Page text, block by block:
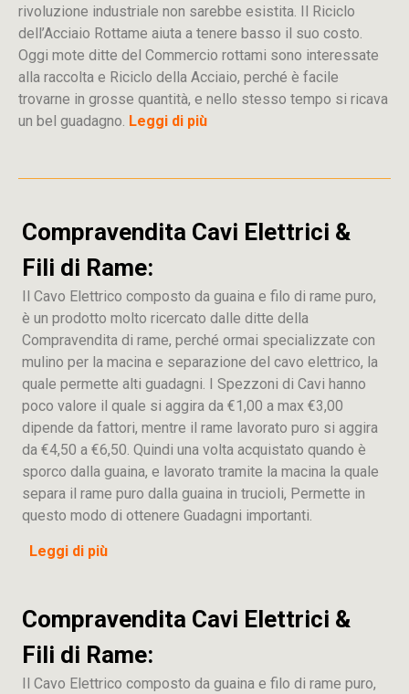
rivoluzione industriale non sarebbe esistita. Il Riciclo
dell’Acciaio Rottame aiuta a tenere basso il suo costo.
Oggi mote ditte del Commercio rottami sono interessate
alla raccolta e Riciclo della Acciaio, perché è facile
trovarne in grosse quantità, e nello stesso tempo si ricava
un bel guadagno. Leggi di più
Compravendita Cavi Elettrici &
Fili di Rame:
Il Cavo Elettrico composto da guaina e filo di rame puro,
è un prodotto molto ricercato dalle ditte della
Compravendita di rame, perché ormai specializzate con
mulino per la macina e separazione del cavo elettrico, la
quale permette alti guadagni. I Spezzoni di Cavi hanno
poco valore il quale si aggira da €1,00 a max €3,00
dipende da fattori, mentre il rame lavorato puro si aggira
da €4,50 a €6,50. Quindi una volta acquistato quando è
sporco dalla guaina, e lavorato tramite la macina la quale
separa il rame puro dalla guaina in trucioli, Permette in
questo modo di ottenere Guadagni importanti.
Leggi di più
Compravendita Cavi Elettrici &
Fili di Rame:
Il Cavo Elettrico composto da guaina e filo di rame puro,